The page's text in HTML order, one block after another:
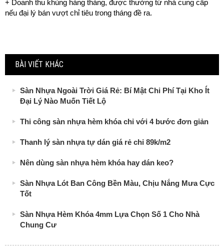
+ Doanh thu khủng hàng tháng, được thưởng từ nhà cung cấp
nếu đại lý bán vượt chỉ tiêu trong tháng đề ra.
BÀI VIẾT KHÁC
Sàn Nhựa Ngoài Trời Giá Rẻ: Bí Mật Chi Phí Tại Kho Ít
Đại Lý Nào Muốn Tiết Lộ
Thi công sàn nhựa hèm khóa chỉ với 4 bước đơn giản
Thanh lý sàn nhựa tự dán giá rẻ chỉ 89k/m2
Nên dùng sàn nhựa hèm khóa hay dán keo?
Sàn Nhựa Lót Ban Công Bền Màu, Chịu Nắng Mưa Cực
Tốt
Sàn Nhựa Hèm Khóa 4mm Lựa Chọn Số 1 Cho Nhà
Chung Cư